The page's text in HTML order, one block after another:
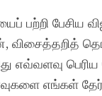
பற்றி பேசிய
எவ்வளவு
எங்கள்